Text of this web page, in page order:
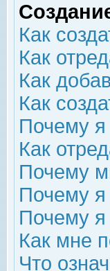
Как
Как
Как
Как
Почему я
Как
Почему
Почему я
Почему я
Как мне
Что